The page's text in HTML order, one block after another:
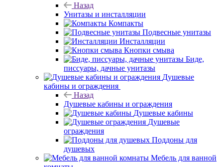
Назад
Унитазы и инсталляции
Компакты
Подвесные унитазы
Инсталляции
Кнопки смыва
Биде,
писсуары, дачные унитазы
Душевые
кабины и ограждения
Назад
Душевые кабины и ограждения
Душевые кабины
Душевые
ограждения
Поддоны для
душевых
Мебель для ванной